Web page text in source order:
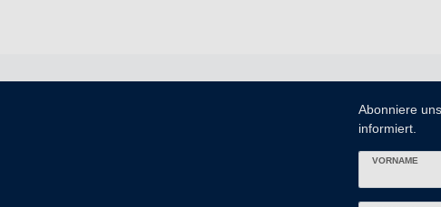
Abonniere
informiert.
VORNAME